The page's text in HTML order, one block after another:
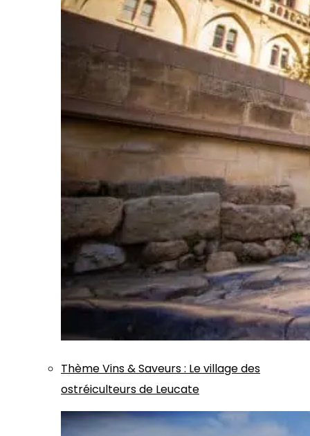
ThèmeVins & Saveurs: Le village des
ostréiculteurs de Leucate